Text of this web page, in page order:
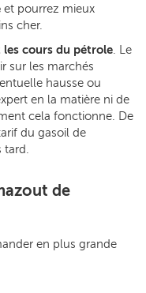
et pourrez mieux
cher.
cours du pétrole. Le
sur les marchés
hausse ou
en la matière ni de
cela fonctionne. De
du gasoil de
tard.
de
en plus grande